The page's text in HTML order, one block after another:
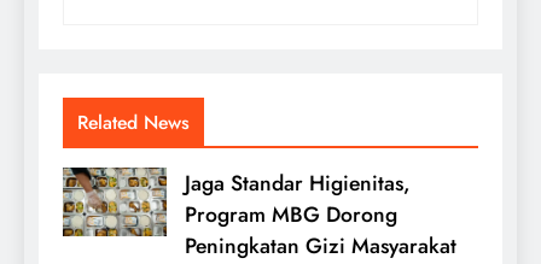
Related News
Jaga Standar Higienitas,
Program MBG Dorong
Peningkatan Gizi Masyarakat